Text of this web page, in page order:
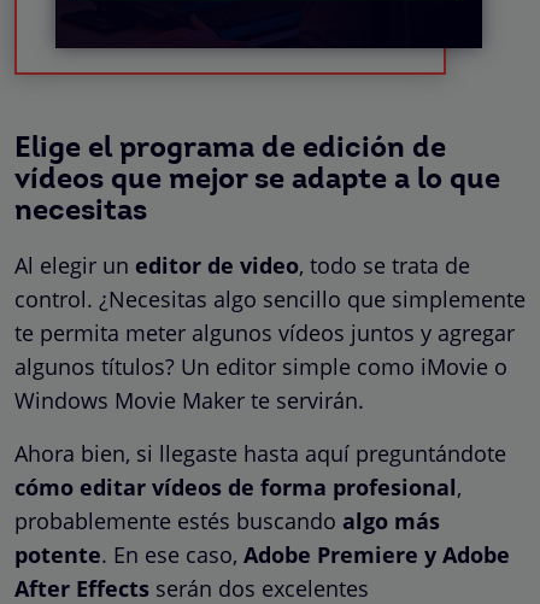
Elige el programa de edición de
vídeos que mejor se adapte a lo que
necesitas
Al elegir un editor de video, todo se trata de
control. ¿Necesitas algo sencillo que simplemente
te permita meter algunos vídeos juntos y agregar
algunos títulos? Un editor simple como iMovie o
Windows Movie Maker te servirán.
Ahora bien, si llegaste hasta aquí preguntándote
cómo editar vídeos de forma profesional,
probablemente estés buscando algo más
potente. En ese caso, Adobe Premiere y Adobe
After Effects serán dos excelentes